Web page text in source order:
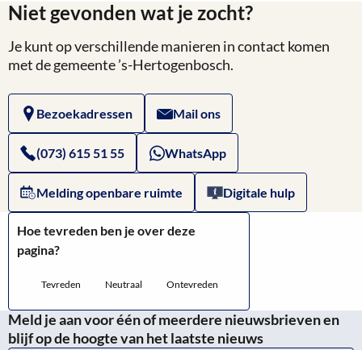
over
Website
Overheid.nl:
Subsidieregeling
2026
Niet gevonden wat je zocht?
Je kunt op verschillende manieren in contact komen
met de gemeente ’s-Hertogenbosch.
Bezoekadressen Mail ons
(073) 615 51 55 WhatsApp
Melding openbare ruimte Digitale hulp
Hoe tevreden ben je over deze
pagina?
Tevreden Neutraal Ontevreden
Meld je aan voor één of meerdere nieuwsbrieven en
blijf op de hoogte van het laatste nieuws